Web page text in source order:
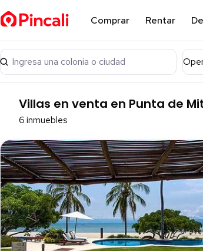
Comprar Rentar
Ingresa una colonia o ciudad
Villas en venta en Punta de
6 inmuebles